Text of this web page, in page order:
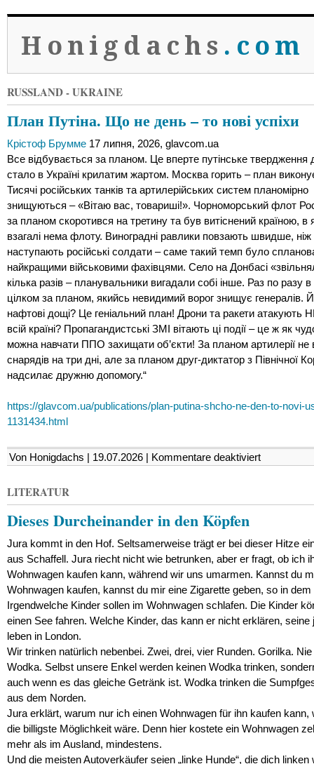
Honigdachs .com
RUSSLAND - UKRAINE
План Путіна. Що не день – то нові успіхи
Крістоф Брумме 17 липня, 2026, glavcom.ua
Все відбувається за планом. Це вперте путінське твердження
стало в Україні крилатим жартом. Москва горить – план
Тисячі російських танків та артилерійських систем планомірно
знищуються – «Вітаю вас, товариші!». Чорноморський флот
за планом скоротився на третину та був витіснений країною, в
взагалі нема флоту. Виноградні равлики повзають швидше, ніж
наступають російські солдати – саме такий темп було
найкращими військовими фахівцями. Село на Донбасі
кілька разів – планувальники вигадали собі інше. Раз по разу
цілком за планом, якийсь невидимий ворог знищує генералів.
нафтові дощі? Це геніальний план! Дрони та ракети атакують
всій країні? Пропагандистські ЗМІ вітають ці події – це ж як
можна навчати ППО захищати об’єкти! За планом артилерії не
снарядів на три дні, але за планом друг-диктатор з Північної
надсилає дружню допомогу.“
https://glavcom.ua/publications/plan-putina-shcho-ne-den-to-novi-
1131434.html
Von Honigdachs | 19.07.2026 | Kommentare deaktiviertfür
План
день
успіхи
LITERATUR
Dieses Durcheinander in den Köpfen
Jura kommt in den Hof. Seltsamerweise trägt er bei dieser Hitze
aus Schaffell. Jura riecht nicht wie betrunken, aber er fragt, ob ich
Wohnwagen kaufen kann, während wir uns umarmen. Kannst du
Wohnwagen kaufen, kannst du mir eine Zigarette geben, so in dem
Irgendwelche Kinder sollen im Wohnwagen schlafen. Die Kinder
einen See fahren. Welche Kinder, das kann er nicht erklären, seine
leben in London.
Wir trinken natürlich nebenbei. Zwei, drei, vier Runden. Gorilka.
Wodka. Selbst unsere Enkel werden keinen Wodka trinken,
auch wenn es das gleiche Getränk ist. Wodka trinken die
aus dem Norden.
Jura erklärt, warum nur ich einen Wohnwagen für ihn kaufen kann,
die billigste Möglichkeit wäre. Denn hier kostete ein Wohnwagen
mehr als im Ausland, mindestens.
Und die meisten Autoverkäufer seien „linke Hunde“, die dich linken